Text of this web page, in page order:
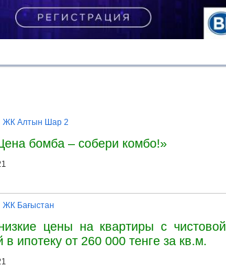
ЖК Алтын Шар 2
бомба – собери комбо!»
ЖК Бағыстан
цены на квартиры с чистовой
в ипотеку от 260 000 тенге за кв.м.